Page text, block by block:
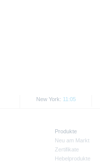
New York: 11:05
Produkte
Neu am Markt
Zertifikate
Hebelprodukte